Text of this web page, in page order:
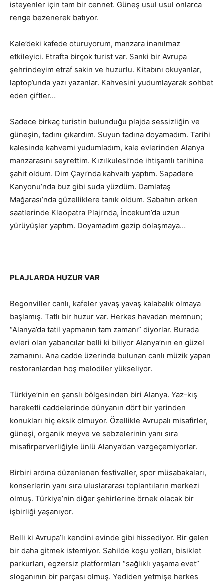
isteyenler için tam bir cennet. Güneş usul usul onlarca
renge bezenerek batıyor.
Kale’deki kafede oturuyorum, manzara inanılmaz
etkileyici. Etrafta birçok turist var. Sanki bir Avrupa
şehrindeyim etraf sakin ve huzurlu. Kitabını okuyanlar,
laptop’unda yazı yazanlar. Kahvesini yudumlayarak sohbet
eden çiftler…
Sadece birkaç turistin bulunduğu plajda sessizliğin ve
güneşin, tadını çıkardım. Suyun tadına doyamadım. Tarihi
kalesinde kahvemi yudumladım, kale evlerinden Alanya
manzarasını seyrettim. Kızılkulesi’nde ihtişamlı tarihine
şahit oldum. Dim Çayı’nda kahvaltı yaptım. Sapadere
Kanyonu’nda buz gibi suda yüzdüm. Damlataş
Mağarası’nda güzelliklere tanık oldum. Sabahın erken
saatlerinde Kleopatra Plajı’nda, İncekum’da uzun
yürüyüşler yaptım. Doyamadım gezip dolaşmaya…
PLAJLARDA HUZUR VAR
Begonviller canlı, kafeler yavaş yavaş kalabalık olmaya
başlamış. Tatlı bir huzur var. Herkes havadan memnun;
“Alanya’da tatil yapmanın tam zamanı” diyorlar. Burada
evleri olan yabancılar belli ki biliyor Alanya’nın en güzel
zamanını. Ana cadde üzerinde bulunan canlı müzik yapan
restoranlardan hoş melodiler yükseliyor.
Türkiye’nin en şanslı bölgesinden biri Alanya. Yaz-kış
hareketli caddelerinde dünyanın dört bir yerinden
konukları hiç eksik olmuyor. Özellikle Avrupalı misafirler,
güneşi, organik meyve ve sebzelerinin yanı sıra
misafirperverliğiyle ünlü Alanya’dan vazgeçemiyorlar.
Birbiri ardına düzenlenen festivaller, spor müsabakaları,
konserlerin yanı sıra uluslararası toplantıların merkezi
olmuş. Türkiye’nin diğer şehirlerine örnek olacak bir
işbirliği yaşanıyor.
Belli ki Avrupa’lı kendini evinde gibi hissediyor. Bir gelen
bir daha gitmek istemiyor. Sahilde koşu yolları, bisiklet
parkurları, egzersiz platformları “sağlıklı yaşama evet”
sloganının bir parçası olmuş. Yediden yetmişe herkes